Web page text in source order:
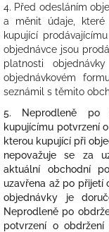
4. Před odesláním
a měnit údaje, které
kupující
objednávce jsou
platnosti
objednávkovém
seznámil s těmito
5. Neprodleně po
kupujícímu potvrzení
kterou kupující při
nepovažuje se za
aktuální obchodní
uzavřena až po přijetí
objednávky je
Neprodleně po
potvrzení o